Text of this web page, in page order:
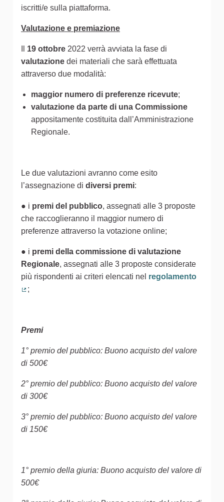
iscritti/e sulla piattaforma.
Valutazione e premiazione
19 ottobre 2022 verrà avviata la fase di
valutazione dei materiali che sarà effettuata
attraverso due modalità:
maggior numero di preferenze ricevute;
valutazione da parte di una Commissione
appositamente costituita dall’Amministrazione
Regionale.
Le due valutazioni avranno come esito
l’assegnazione di diversi premi:
● i premi del pubblico, assegnati alle 3 proposte
che raccoglieranno il maggior numero di
preferenze attraverso la votazione online;
● i premi della commissione di valutazione
Regionale, assegnati alle 3 proposte considerate
più rispondenti ai criteri elencati nel regolamento
;
Premi
1° premio del pubblico: Buono acquisto del valore
di 500€
2° premio del pubblico: Buono acquisto del valore
di 300€
3° premio del pubblico: Buono acquisto del valore
di 150€
1° premio della giuria: Buono acquisto del valore di
500€